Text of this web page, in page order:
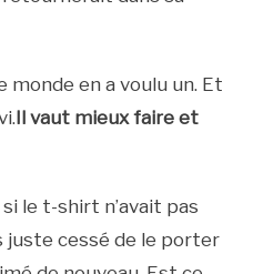
en a voulu un. Et
Il vaut mieux faire et
si le t-shirt n’avait pas
juste cessé de le porter